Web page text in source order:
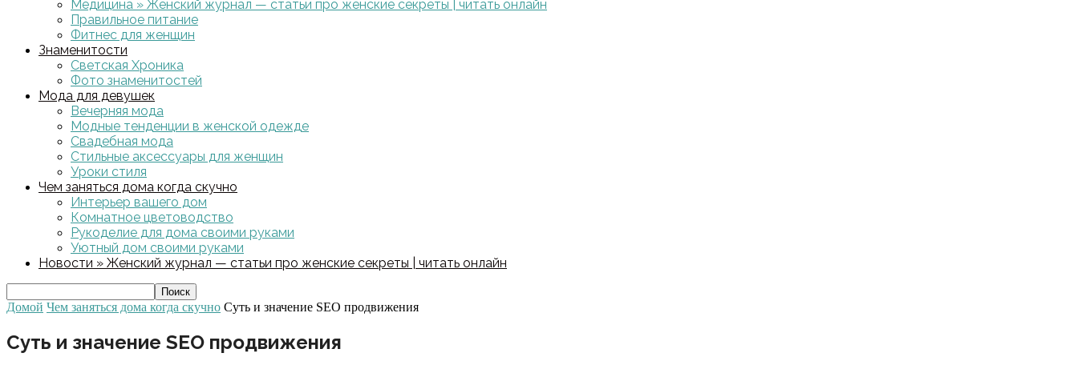
Медицина » Женский журнал — статьи про женские секреты | читать онлайн
Правильное питание
Фитнес для женщин
Знаменитости
Светская Хроника
Фото знаменитостей
Мода для девушек
Вечерняя мода
Модные тенденции в женской одежде
Свадебная мода
Стильные аксессуары для женщин
Уроки стиля
Чем заняться дома когда скучно
Интерьер вашего дом
Комнатное цветоводство
Рукоделие для дома своими руками
Уютный дом своими руками
Новости » Женский журнал — статьи про женские секреты | читать онлайн
Домой Чем заняться дома когда скучно Суть и значение SEO продвижения
Суть и значение SEO продвижения